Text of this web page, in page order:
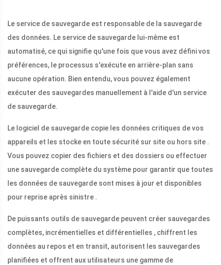
Le service de sauvegarde est responsable de la sauvegarde
des données. Le service de sauvegarde lui-même est
automatisé, ce qui signifie qu'une fois que vous avez défini vos
préférences, le processus s'exécute en arrière-plan sans
aucune opération. Bien entendu, vous pouvez également
exécuter des sauvegardes manuellement à l'aide d'un service
de sauvegarde.
Le logiciel de sauvegarde copie les données critiques de vos
appareils et les stocke en toute sécurité sur site ou hors site .
Vous pouvez copier des fichiers et des dossiers ou effectuer
une sauvegarde complète du système pour garantir que toutes
les données de sauvegarde sont mises à jour et disponibles
pour reprise après sinistre .
De puissants outils de sauvegarde peuvent créer sauvegardes
complètes, incrémentielles et différentielles , chiffrent les
données au repos et en transit, autorisent les sauvegardes
planifiées et offrent aux utilisateurs une gamme de